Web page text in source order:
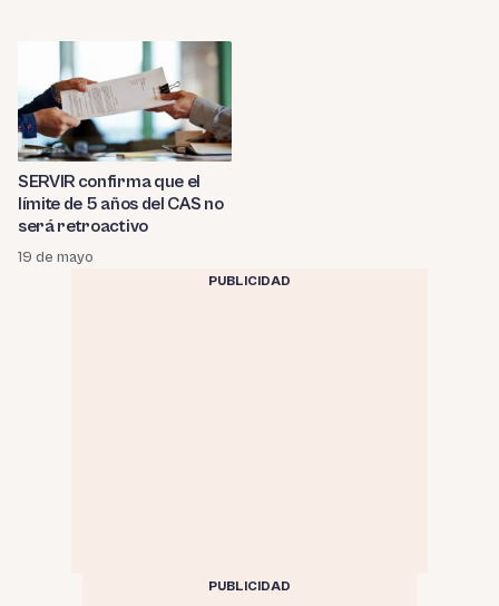
SERVIR confirma que el
límite de 5 años del CAS no
será retroactivo
19 de mayo
PUBLICIDAD
PUBLICIDAD